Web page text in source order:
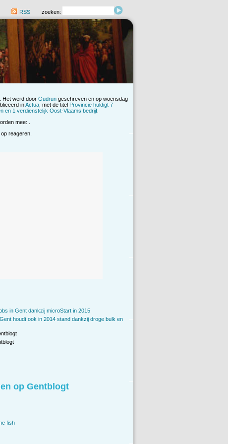
RSS zoeken:
. Het werd door Gudrun geschreven en op woensdag
inActua , met de titel Provincie huldigt 7
en 1 verdienstelijk Oost-Vlaams bedrijf
mee: .
reageren.
in Gent dankzij microStart in 2015
houdt ook in 2014 stand dankzij droge bulk en
op Gentblogt
fish